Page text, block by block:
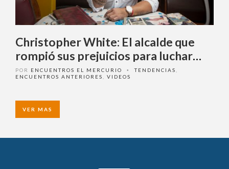
Christopher White: El alcalde que
rompió sus prejuicios para luchar
por la seguridad
ENCUENTROS ANTERIORES,VIDEOS